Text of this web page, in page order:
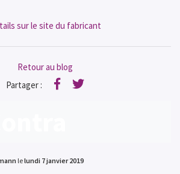
sur le site du fabricant
Retour au blog
Partager :
Facebook
lelundi 7 janvier 2019